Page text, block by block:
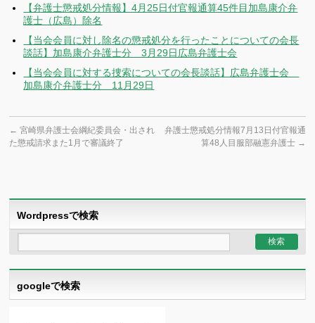
【弁護士懲戒処分情報】4月25日付官報通算45件目加島康介弁
護士（広島）除名
【当会会員に対し除名の懲戒処分を行ったことについての会長
談話】加島康介弁護士分 3月29日広島弁護士会
【当会会員に対する捜索についての会長談話】広島弁護士会
加島康介弁護士分 11月29日
← 宮崎県弁護士会綱紀委員会・出され
た懲戒請求また1月で審議終了
弁護士懲戒処分情報7月13日付官報通
算48人目服部融憲弁護士 →
Wordpressで検索
googleで検索